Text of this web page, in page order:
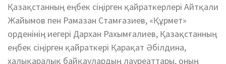
Қазақстанның еңбек сіңірген қайраткерлері Айтқали
Жайымов пен Рамазан Стамғазиев, «Құрмет»
орденінің иегері Дархан Рахымғалиев, Қазақстанның
еңбек сіңірген қайраткері Қарақат Әбілдина,
халықаралық байқаулардың лауреаттары, оның